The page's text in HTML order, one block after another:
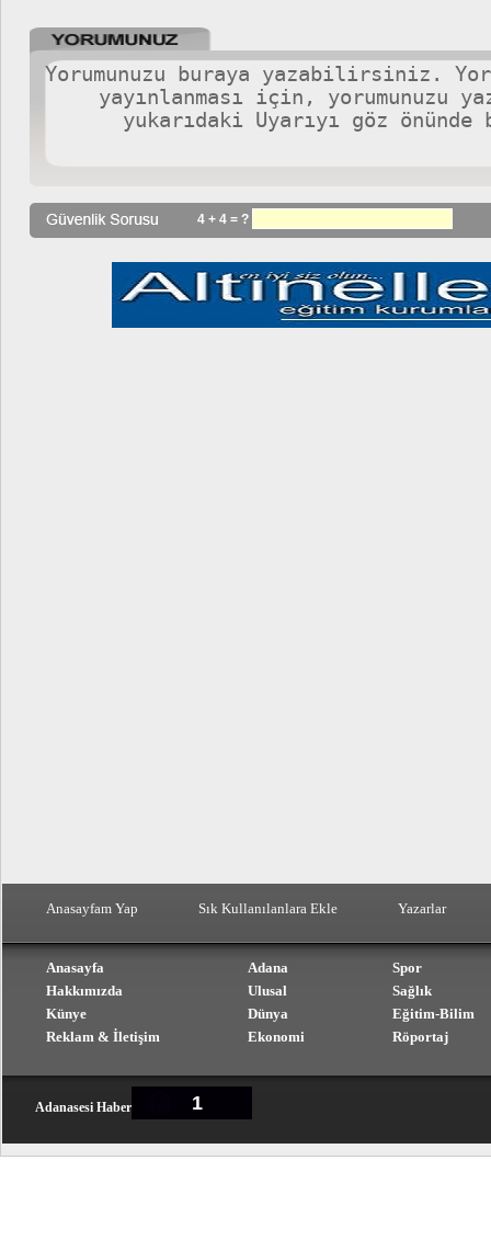
4 + 4 = ?
Anasayfam Yap Sık Kullanılanlara Ekle Yazarlar
Anasayfa
Hakkımızda
Künye
Reklam & İletişim
Adana
Ulusal
Dünya
Ekonomi
Spor
Sağlık
Eğitim-Bilim
Röportaj
Adanasesi Haber 1